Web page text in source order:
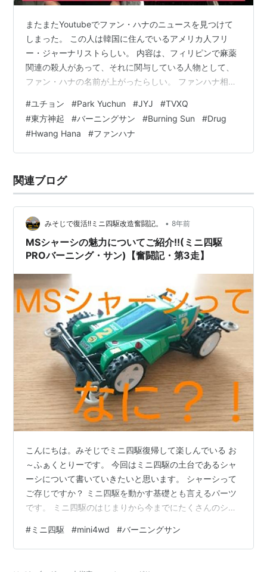
またまたYoutubeでファン・ハナのニュースを見つけて
しまった。 この人は韓国に住んでいるアメリカ人フリ
ー・ジャーナリストらしい。 内容は、フィリピンで麻薬
関連の殺人があって、それに関与している人物として、
ファン・ハナの名前が上がったらしい。 ファンハナ相当
の暮らししてたらありえないよ。 内容をメモ； 2011 フ
ァンハナが米国に留学していた時、麻薬をやって韓国へ
強制送還された。 この米国人ユーチューバーによると、
米国のネバダ州やカリフォルニア州は、麻薬は犯罪では
は、公共の場で大っぴらに麻薬…
#ユチョン #Park Yuchun #JYJ #TVXQ
#東方神起 #バーニングサン #Burning Sun #Drug
#Hwang Hana #ファンハナ
関連ブログ
みそじで復活!!ミニ四駆改造奮闘記。 • 8年前
MSシャーシの魅力についてご紹介!!(ミニ四駆
PROバーニング・サン)【奮闘記・第3走】
こんにちは。みそじでミニ四駆復帰して楽しんでいる お
～ふぁくとりーです。 今回はミニ四駆の土台であるシャ
ーシについて書いていきたいと思います。 シャーシって
ご存じですか？ ミニ四駆を動かす基礎とも言えるパーツ
です。 ミニ四駆のはじまりから今までにたくさんのシャ
りはタイプ１シャーシです。 昔ミニ四駆をやっていた方
なら見覚えがあるシャーシだと思います。 うちにもひと
#ミニ四駆 #mini4wd #バーニングサン